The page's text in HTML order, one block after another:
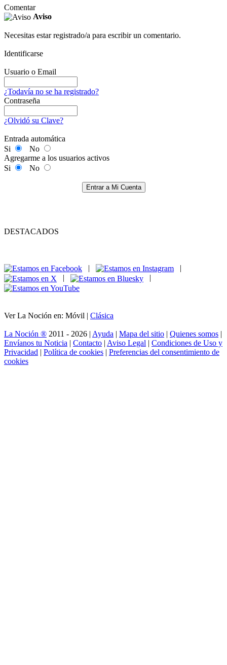
Comentar
Aviso
Necesitas estar registrado/a para escribir un comentario.
Identificarse
Usuario o Email
¿Todavía no se ha registrado?
Contraseña
¿Olvidó su Clave?
Entrada automática
Si
No
Agregarme a los usuarios activos
Si
No
Entrar a Mi Cuenta
DESTACADOS
|
|
|
|
Ver La Noción en: Móvil | Clásica
La Noción ® 2011 - 2026 | Ayuda | Mapa del sitio | Quienes somos |
Envíanos tu Noticia | Contacto | Aviso Legal | Condiciones de Uso y
Privacidad | Política de cookies | Preferencias del consentimiento de
cookies